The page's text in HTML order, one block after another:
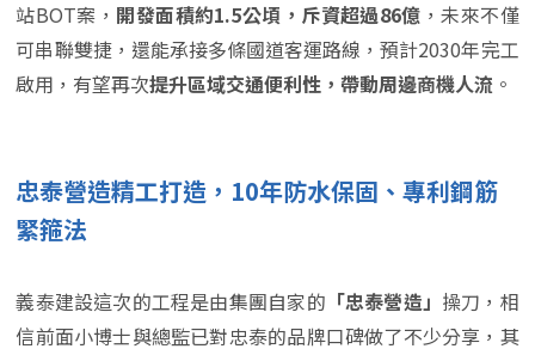
站BOT案， 開發面積約1.5公頃，斥資超過86億 ，未來不僅
可串聯雙捷，還能承接多條國道客運路線，預計2030年完工
啟用，有望再次提升區域交通便利性，帶動周邊商機人流 。
忠泰營造精工打造，10年防水保固、專利鋼筋
緊箍法
義泰建設這次的工程是由集團自家的 「忠泰營造」 操刀，相
信前面小博士與總監已對忠泰的品牌口碑做了不少分享，其